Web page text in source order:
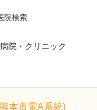
院検索
病院・クリニック
本市電A系統)